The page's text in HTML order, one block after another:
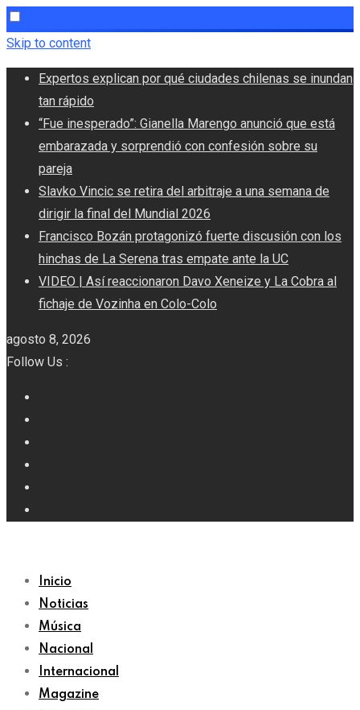
Skip to content
Expertos explican por qué ciudades chilenas se inundan
tan rápido
“Fue inesperado”: Gianella Marengo anunció que está
embarazada y sorprendió con confesión sobre su
pareja
Slavko Vincic se retira del arbitraje a una semana de
dirigir la final del Mundial 2026
Francisco Bozán protagonizó fuerte discusión con los
hinchas de La Serena tras empate ante la UC
VIDEO | Así reaccionaron Davo Xeneize y La Cobra al
fichaje de Vozinha en Colo-Colo
agosto 8, 2026
Follow Us :
Inicio
Noticias
Música
Nacional
Internacional
Magazine